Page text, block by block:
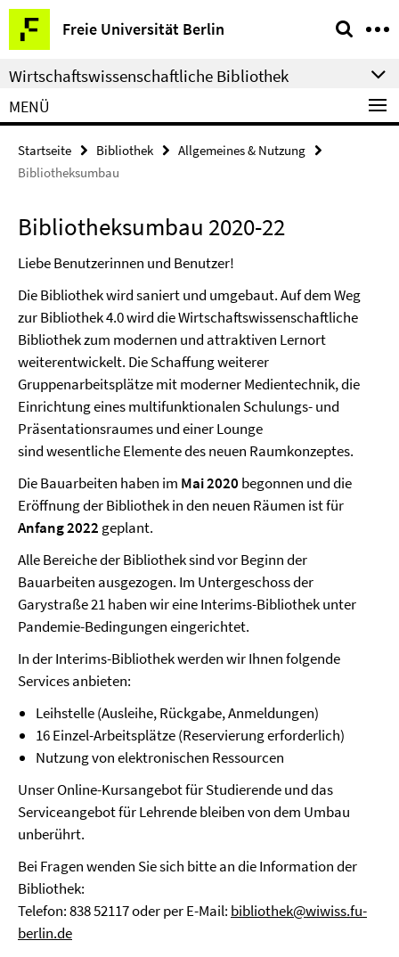
Springe
direkt
zu
Inhalt
Freie Universität Berlin
Service-
Navigation
Wirtschaftswissenschaftliche Bibliothek
MENÜ
Startseite Bibliothek
Allgemeines & Nutzung
Bibliotheksumbau
Bibliotheksumbau 2020-22
Liebe Benutzerinnen und Benutzer!
Die Bibliothek wird saniert und umgebaut. Auf dem Weg
zur Bibliothek 4.0 wird die Wirtschaftswissenschaftliche
Bibliothek zum modernen und attraktiven Lernort
weiterentwickelt. Die Schaffung weiterer
Gruppenarbeitsplätze mit moderner Medientechnik, die
Einrichtung eines multifunktionalen Schulungs- und
Präsentationsraumes und einer Lounge
sind wesentliche Elemente des neuen Raumkonzeptes.
Die Bauarbeiten haben im Mai 2020 begonnen und die
Eröffnung der Bibliothek in den neuen Räumen ist für
Anfang 2022 geplant.
Alle Bereiche der Bibliothek sind vor Beginn der
Bauarbeiten ausgezogen. Im Untergeschoss der
Garystraße 21 haben wir eine Interims-Bibliothek unter
Pandemie-Bedingungen eingerichtet.
In der Interims-Bibliothek werden wir Ihnen folgende
Services anbieten:
Leihstelle (Ausleihe, Rückgabe, Anmeldungen)
16 Einzel-Arbeitsplätze (Reservierung erforderlich)
Nutzung von elektronischen Ressourcen
Unser Online-Kursangebot für Studierende und das
Serviceangebot für Lehrende bleiben von dem Umbau
unberührt.
Bei Fragen wenden Sie sich bitte an die Information der
Bibliothek:
Telefon: 838 52117 oder per E-Mail: bibliothek@wiwiss.fu-
berlin.de